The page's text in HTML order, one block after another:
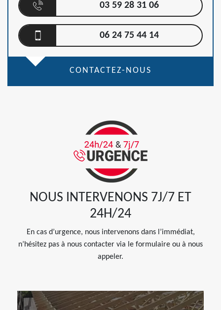
03 59 28 31 06
06 24 75 44 14
CONTACTEZ-NOUS
NOUS INTERVENONS 7J/7 ET
24H/24
En cas d’urgence, nous intervenons dans l’immédiat,
n’hésitez pas à nous contacter via le formulaire ou à nous
appeler.